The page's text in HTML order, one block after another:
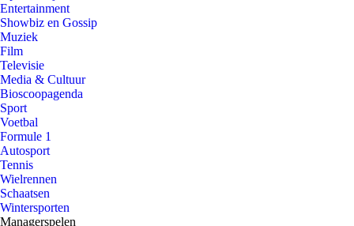
Entertainment
Showbiz en Gossip
Muziek
Film
Televisie
Media & Cultuur
Bioscoopagenda
Sport
Voetbal
Formule 1
Autosport
Tennis
Wielrennen
Schaatsen
Wintersporten
Managerspelen